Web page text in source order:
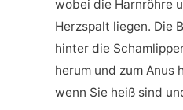
wobei die Harnröhre
Herzspalt liegen. Die
hinter die
herum und zum Anus
wenn Sie heiß sind